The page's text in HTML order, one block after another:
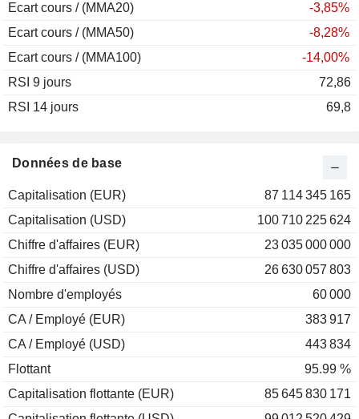
Données de base
Capitalisation (EUR)
87 114 345 165
Capitalisation (USD)
100 710 225 624
Chiffre d'affaires (EUR)
23 035 000 000
Chiffre d'affaires (USD)
26 630 057 803
Nombre d'employés
60 000
CA / Employé (EUR)
383 917
CA / Employé (USD)
443 834
Flottant
95.99 %
Capitalisation flottante (EUR)
85 645 830 171
Ecart cours / (MMA20)
-3,85%
Ecart cours / (MMA50)
-8,28%
Ecart cours / (MMA100)
-14,00%
RSI 9 jours
72,86
RSI 14 jours
69,8
2006
2005
2004
2003
2002
2000
1998
1997